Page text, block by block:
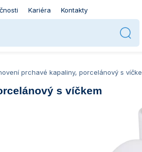
Kariéra Kontakty
prchavé kapaliny, porcelánový s
s víčkem